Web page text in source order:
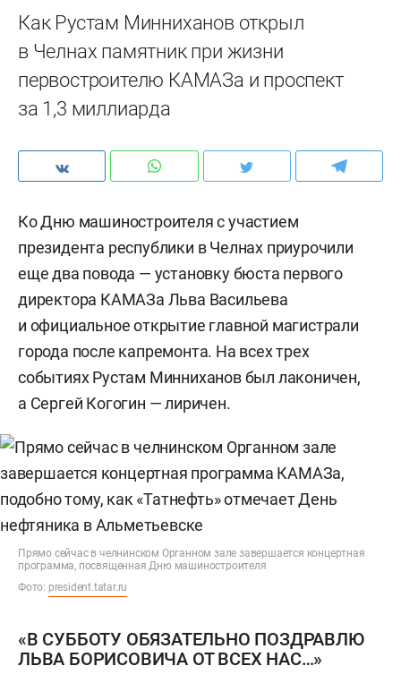
Как Рустам Минниханов открыл
в Челнах памятник при жизни
первостроителю КАМАЗа и проспект
за 1,3 миллиарда
Ко Дню машиностроителя с участием
президента республики в Челнах приурочили
еще два повода — установку бюста первого
директора КАМАЗа Льва Васильева
и официальное открытие главной магистрали
города после капремонта. На всех трех
событиях Рустам Минниханов был лаконичен,
а Сергей Когогин — лиричен.
Прямо сейчас в челнинском Органном зале завершается концертная
программа, посвященная Дню машиностроителя
Фото: president.tatar.ru
«В СУББОТУ ОБЯЗАТЕЛЬНО ПОЗДРАВЛЮ
ЛЬВА БОРИСОВИЧА ОТ ВСЕХ НАС…»